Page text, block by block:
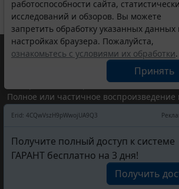
работоспособности сайта,
исследований и обзоров. Вы можете
запретить обработку указанных данных
настройках браузера. Пожалуйста,
ознакомьтесь с условиями их обработки.
Принять
Erid: 4CQwVszH9pWwojUA9Q3
Получите полный доступ к системе
ГАРАНТ бесплатно на 3 дня!
Получить
© ООО "НПП "ГАРАНТ-СЕРВИС", 2026.
участниками Российской ассоциации
Все права на материалы сайта
Полное или частичное
Портал ГАРАНТ.РУ зарегистрирован в
надзору в сфере
(Роскомнадзором), Эл № ФС77-58365 от
ООО "НПП "ГАРАНТ-СЕРВИС", 119234, г.
Разработчик ЭПС Система ГАРАНТ – ООО